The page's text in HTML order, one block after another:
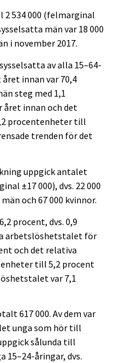
2 534 000 (felmarginal
män var 18 000
i november 2017.
av alla 15–64-
innan var 70,4
steg med 1,1
innan och det
procentenheter till
trenden för det
uppgick antalet
±17 000), dvs. 22 000
och 67 000 kvinnor.
procent, dvs. 0,9
arbetslöshetstalet för
och det relativa
till 5,2 procent
var 7,1
617 000. Av dem var
unga som hör till
sålunda till
15–24-åringar, dvs.